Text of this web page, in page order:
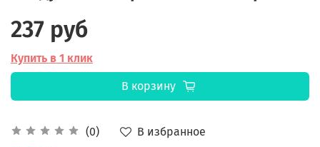
(0)
В избранное
237 руб
Купить в 1 клик
В корзину